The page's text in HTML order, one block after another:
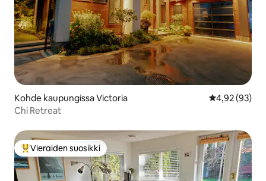
Kohde kaupungissa Victoria
4,92 (93)
Chi Retreat
Vieraiden suosikkien parhaimmistoa
Vieraiden suosikki